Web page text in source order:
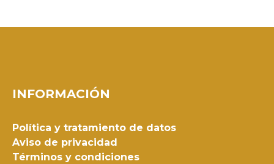
INFORMACIÓN
Política y tratamiento de datos
Aviso de privacidad
Términos y condiciones